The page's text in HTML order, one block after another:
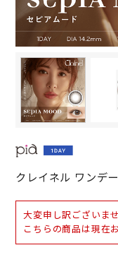
クレイネル ワンデ
大変申し訳ございませ
こちらの商品は現在